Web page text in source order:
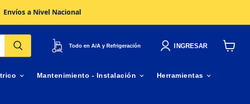
a Nivel Nacional
Todo en A/A y Refrigeración INGRESAR
Mantenimiento - Instalación Herramientas